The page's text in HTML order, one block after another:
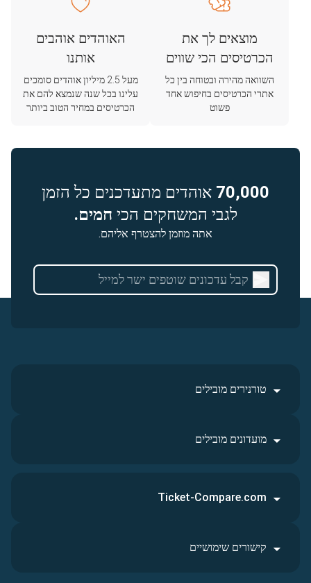
מוצאים לך את
הכרטיסים הכי שווים
השוואה מהירה ובטוחה בין כל
אתרי הכרטיסים בחיפוש אחד
פשוט
האוהדים אוהבים
אותנו
מעל 2.5 מיליון אוהדים סומכים
עלינו בכל שנה שנמצא להם את
הכרטיסים במחיר הטוב ביותר
70,000 אוהדים מתעדכנים כל הזמן
לגבי המשחקים הכי חמים.
אתה מוזמן להצטרף אליהם.
טורנירים מובילים
מועדונים מובילים
Ticket-Compare.com
קישורים שימושיים